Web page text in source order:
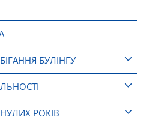
БУЛІНГУ
РОКІВ